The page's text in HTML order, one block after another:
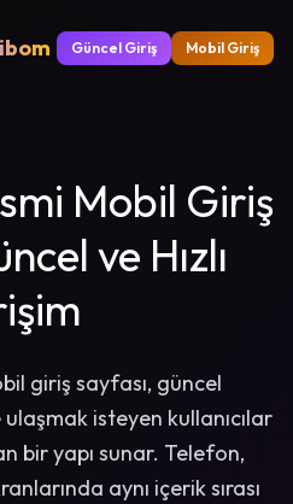
Güncel Giriş Mobil Giriş
Mobil Giriş
ve Hızlı
giriş sayfası, güncel
ulaşmak isteyen kullanıcılar
bir yapı sunar. Telefon,
aynı içerik sırası